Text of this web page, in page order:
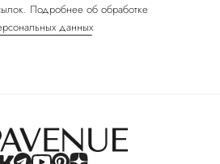
Подробнее об обработке
данных